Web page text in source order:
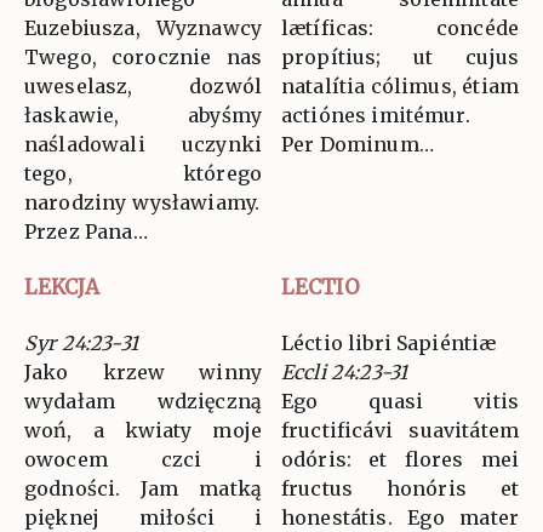
Euzebiusza, Wyznawcy
Twego, corocznie nas
uweselasz, dozwól
łaskawie, abyśmy
naśladowali uczynki
tego, którego
narodziny wysławiamy.
Przez Pana…
lætíficas: concéde
propítius; ut cujus
natalítia cólimus, étiam
actiónes imitémur.
Per Dominum…
LEKCJA LECTIO
Syr 24:23-31
Jako krzew winny
wydałam wdzięczną
woń, a kwiaty moje
owocem czci i
godności. Jam matką
pięknej miłości i
Léctio libri Sapiéntiæ
Eccli 24:23-31
Ego quasi vitis
fructificávi suavitátem
odóris: et flores mei
fructus honóris et
honestátis. Ego mater